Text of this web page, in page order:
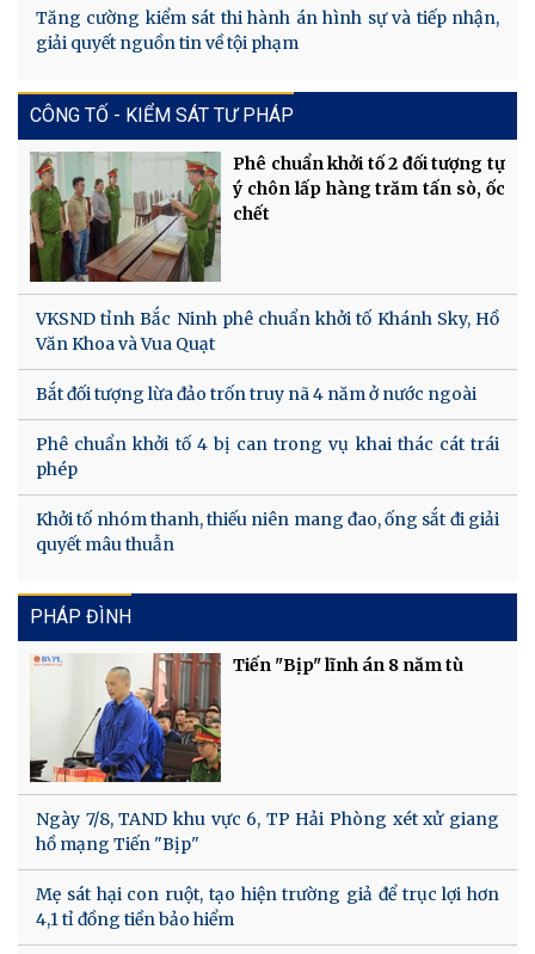
Tăng cường kiểm sát thi hành án hình sự và tiếp nhận,
giải quyết nguồn tin về tội phạm
CÔNG TỐ - KIỂM SÁT TƯ PHÁP
Phê chuẩn khởi tố 2 đối tượng tự
ý chôn lấp hàng trăm tấn sò, ốc
chết
VKSND tỉnh Bắc Ninh phê chuẩn khởi tố Khánh Sky, Hồ
Văn Khoa và Vua Quạt
Bắt đối tượng lừa đảo trốn truy nã 4 năm ở nước ngoài
Phê chuẩn khởi tố 4 bị can trong vụ khai thác cát trái
phép
Khởi tố nhóm thanh, thiếu niên mang đao, ống sắt đi giải
quyết mâu thuẫn
PHÁP ĐÌNH
Tiến "Bịp" lĩnh án 8 năm tù
Ngày 7/8, TAND khu vực 6, TP Hải Phòng xét xử giang
hồ mạng Tiến "Bịp"
Mẹ sát hại con ruột, tạo hiện trường giả để trục lợi hơn
4,1 tỉ đồng tiền bảo hiểm